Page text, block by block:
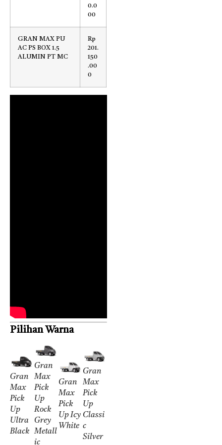
0.0
00
GRAN MAX PU
AC PS BOX 1.5
ALUMIN PT MC
Rp
201.
150
.00
0
Pilihan Warna
Gran
Max
Pick
Up
Ultra
Black
Gran
Max
Pick
Up
Rock
Grey
Metall
ic
Gran
Max
Pick
Up Icy
White
Gran
Max
Pick
Up
Classi
c
Silver